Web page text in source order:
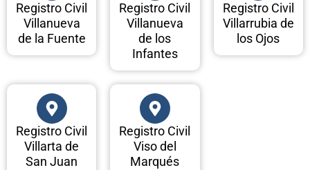
Registro Civil
Villanueva
de la Fuente
Registro Civil
Villanueva
de los
Infantes
Registro Civil
Villarrubia de
los Ojos
Registro Civil
Villarta de
San Juan
Registro Civil
Viso del
Marqués